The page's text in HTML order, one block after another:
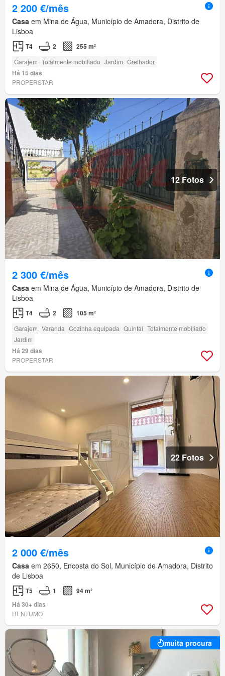
2 200 €/mês
Casa em Mina de Água, Município de Amadora, Distrito de
Lisboa
T4 2 255 m²
Garajem Totalmente mobiliado Jardim Grelhador
Há 15 dias
PROPERSTAR
12 Fotos
2 300 €/mês
Casa em Mina de Água, Município de Amadora, Distrito de
Lisboa
T4 2 105 m²
Garajem Varanda Cozinha equipada Quintal Totalmente mobiliado
Jardim
Há 29 dias
PROPERSTAR
22 Fotos
2 000 €/mês
Casa em 2650, Encosta do Sol, Município de Amadora, Distrito
de Lisboa
T5 1
94 m²
Há 30+ dias
RENTUMO
muita procura